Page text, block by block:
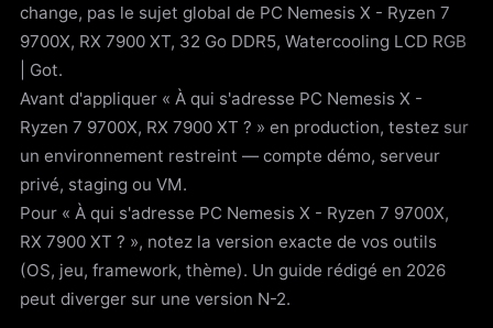
change, pas le sujet global de PC Nemesis X - Ryzen 7
9700X, RX 7900 XT, 32 Go DDR5, Watercooling LCD RGB
| Got.
Avant d'appliquer « À qui s'adresse PC Nemesis X -
Ryzen 7 9700X, RX 7900 XT ? » en production, testez sur
un environnement restreint — compte démo, serveur
privé, staging ou VM.
Pour « À qui s'adresse PC Nemesis X - Ryzen 7 9700X,
RX 7900 XT ? », notez la version exacte de vos outils
(OS, jeu, framework, thème). Un guide rédigé en 2026
peut diverger sur une version N-2.